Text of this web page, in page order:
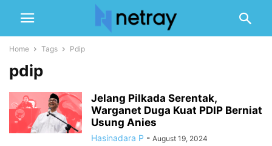
Home Tags Pdip
pdip
Jelang Pilkada Serentak,
Warganet Duga Kuat PDIP Berniat
Usung Anies
Hasinadara P - August 19, 2024